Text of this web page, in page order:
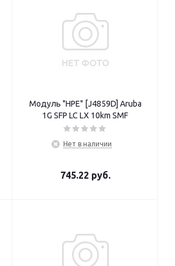
Модуль "HPE" [J4859D] Aruba
1G SFP LC LX 10km SMF
Нет в наличии
745.22 руб.